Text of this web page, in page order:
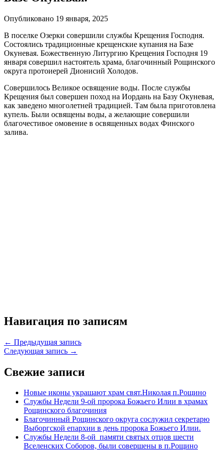
Опубликовано 19 января, 2025
В поселке Озерки совершили службы Крещения Господня.
Состоялись традиционные крещенские купания на Базе
Окуневая. Божественную Литургию Крещения Господня 19
января совершил настоятель храма, благочинный Рощинского
округа протоиерей Дионисий Холодов.
Совершилось Великое освящение воды. После службы
Крещения был совершен поход на Иордань на Базу Окуневая,
как заведено многолетней традицией. Там была приготовлена
купель. Были освящены воды, а желающие совершили
благочестивое омовение в освященных водах Финского
залива.
Навигация по записям
← Предыдущая запись
Следующая запись →
Свежие записи
Новые иконы украшают храм свят.Николая п.Рощино
Службы Недели 9-ой пророка Божьего Илии в храмах
Рощинского благочиния
Благочинный Рощинского округа сослужил секретарю
Выборгской епархии в день пророка Божьего Илии.
Службы Недели 8-ой памяти святых отцов шести
Вселенских Соборов, были совершены в п.Рощино